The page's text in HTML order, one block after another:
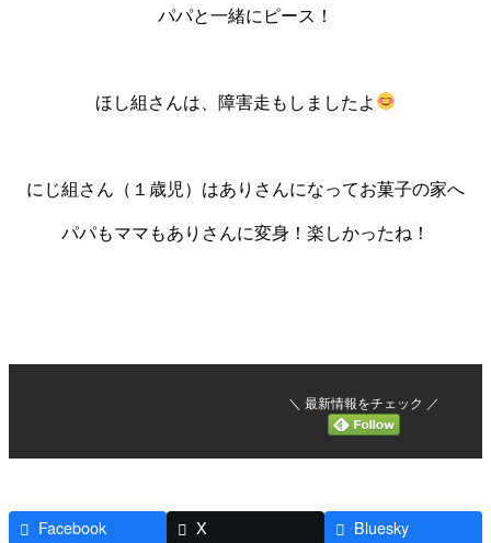
パパと一緒にピース！
ほし組さんは、障害走もしましたよ
にじ組さん（１歳児）はありさんになってお菓子の家へ
パパもママもありさんに変身！楽しかったね！
＼ 最新情報をチェック ／
Facebook X
Bluesky